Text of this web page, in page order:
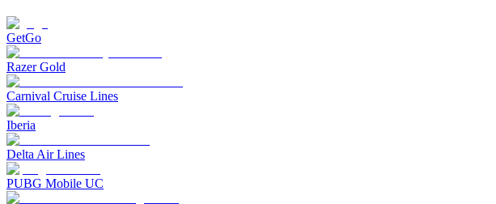
GetGo
Razer Gold
Carnival Cruise Lines
Iberia
Delta Air Lines
PUBG Mobile UC